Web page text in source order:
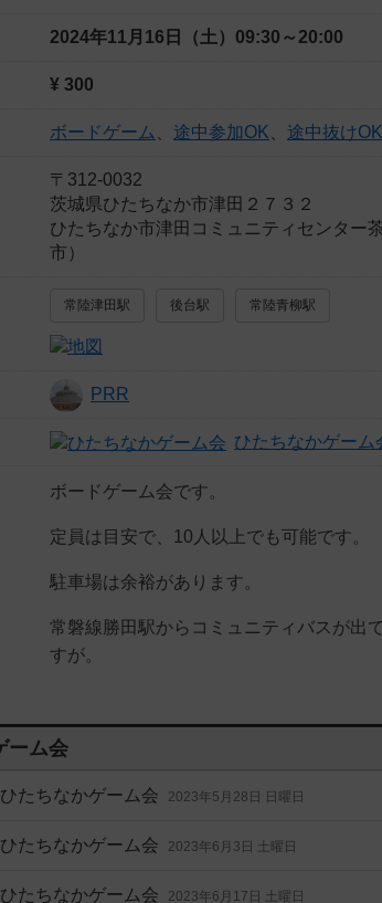
2024年11月16日（土） 09:30～20:00
¥ 300
ボードゲーム 途中参加OK 途中抜けOK
〒312-0032
茨城県ひたちなか市津田２７３２
ひたちなか市津田コミュニティセンター
市）
常陸津田駅 後台駅 常陸青柳駅
PRR
ひたちなかゲーム
ボードゲーム会です。
定員は目安で、10人以上でも可能です。
駐車場は余裕があります。
常磐線勝田駅からコミュニティバスが出
すが。
ーム会
ひたちなかゲーム会 2023年5月28日 日曜日
ひたちなかゲーム会 2023年6月3日 土曜日
ひたちなかゲーム会 2023年6月17日 土曜日